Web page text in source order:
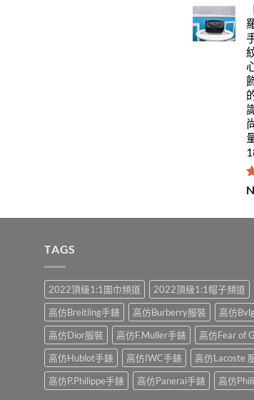
TAGS
2022頂級1:1圍巾頻道 2022頂級1:1帽子頻道
高仿Breitling手錶
高仿Burberry服裝 高仿
高仿Dior服裝
高仿F.Muller手錶 高仿Fear of
高仿Hublot手錶
高仿IWC手錶 高仿Lacoste
高仿P.Philippe手錶
高仿Panerai手錶 高仿